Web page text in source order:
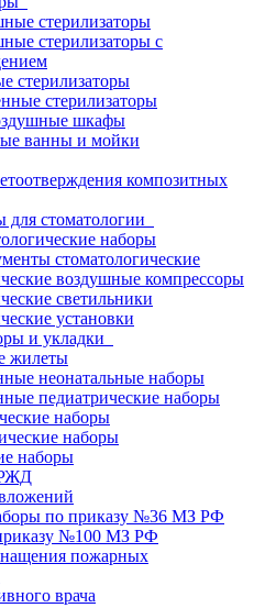
стерилизаторы
стерилизаторы с
стерилизаторы
стерилизаторы
шкафы
ванны и мойки
композитных
для стоматологии
наборы
стоматологические
воздушные компрессоры
светильники
установки
и укладки
жилеты
неонатальные наборы
педиатрические наборы
наборы
наборы
наборы
по приказу №36 МЗ РФ
№100 МЗ РФ
пожарных
врача